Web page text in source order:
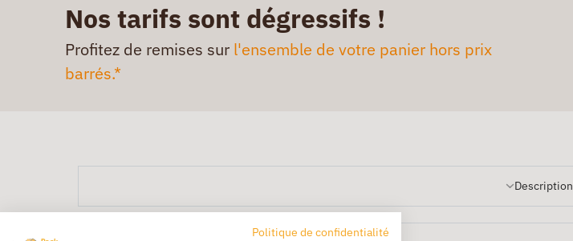
Nos tarifs sont dégressifs !
Profitez de remises sur l'ensemble de votre panier hors prix
barrés.*
Description
Politique de confidentialité